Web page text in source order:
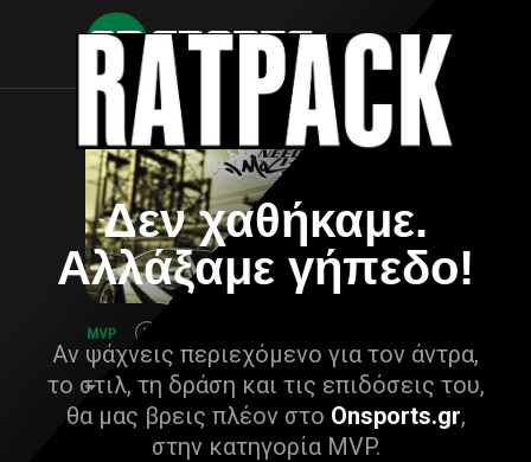
Δεν χαθήκαμε.
Αλλάξαμε γήπεδο!
Αν ψάχνεις περιεχόμενο για τον άντρα,
το στιλ, τη δράση και τις επιδόσεις του,
θα μας βρεις πλέον στο Onsports.gr,
στην κατηγορία MVP.